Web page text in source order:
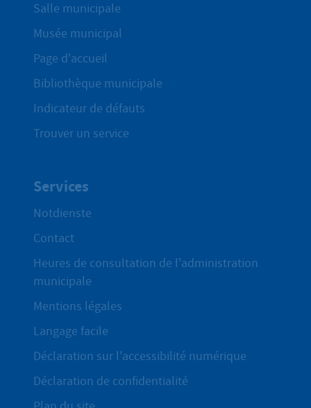
Salle municipale
Musée municipal
Page d'accueil
Bibliothèque municipale
Indicateur de défauts
Trouver un service
Services
Notdienste
Contact
Heures de consultation de l'administration
municipale
Mentions légales
Langage facile
Déclaration sur l'accessibilité numérique
Déclaration de confidentialité